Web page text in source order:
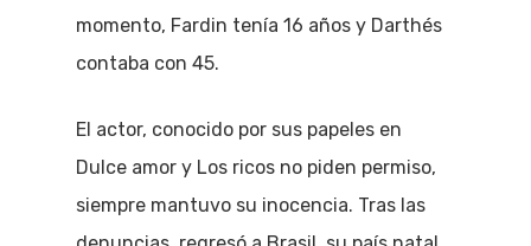
momento, Fardin tenía 16 años y Darthés
contaba con 45.
El actor, conocido por sus papeles en
Dulce amor y Los ricos no piden permiso,
siempre mantuvo su inocencia. Tras las